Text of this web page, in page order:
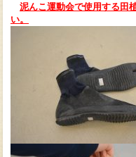
泥んこ運動会で使用する田
い。